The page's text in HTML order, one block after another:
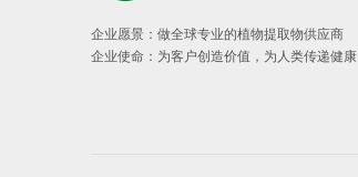
企业愿景：做全球专业的植物提取物供应商
企业使命：为客户创造价值，为人类传递健康